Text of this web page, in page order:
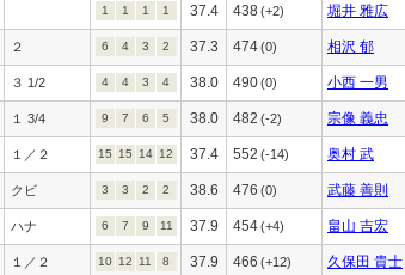
1 1 1 1 37.4 438(+2) 堀井 雅広
２ 6 4 3 2 37.3 474(0) 相沢 郁
３ 1/2 4 4 3 4 38.0 490(0) 小西 一男
１ 3/4 9 7 6 5 38.0 482 (-2) 宗像 義忠
１／２ 15 15 14 12 37.4 552 (-14) 奥村 武
クビ 3 3 2 2 38.6 476 (0) 武藤 善則
ハナ 6 7 9 11 37.9 454(+4) 畠山 吉宏
１／２ 10 12 11 8 37.9 466 (+12) 久保田 貴士